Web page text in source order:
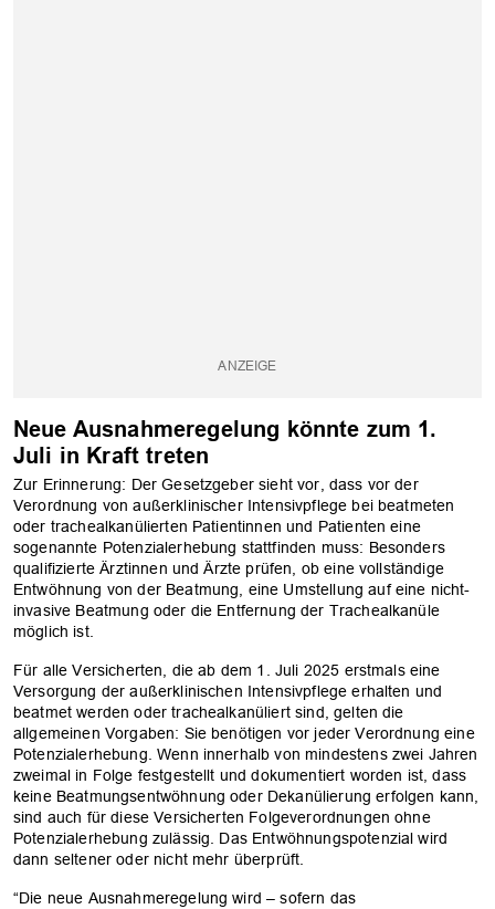
Neue Ausnahmeregelung könnte zum 1.
Juli in Kraft treten
Zur Erinnerung: Der Gesetzgeber sieht vor, dass vor der
Verordnung von außerklinischer Intensivpflege bei beatmeten
oder trachealkanülierten Patientinnen und Patienten eine
sogenannte Potenzialerhebung stattfinden muss: Besonders
qualifizierte Ärztinnen und Ärzte prüfen, ob eine vollständige
Entwöhnung von der Beatmung, eine Umstellung auf eine nicht-
invasive Beatmung oder die Entfernung der Trachealkanüle
möglich ist.
Für alle Versicherten, die ab dem 1. Juli 2025 erstmals eine
Versorgung der außerklinischen Intensivpflege erhalten und
beatmet werden oder trachealkanüliert sind, gelten die
allgemeinen Vorgaben: Sie benötigen vor jeder Verordnung eine
Potenzialerhebung. Wenn innerhalb von mindestens zwei Jahren
zweimal in Folge festgestellt und dokumentiert worden ist, dass
keine Beatmungsentwöhnung oder Dekanülierung erfolgen kann,
sind auch für diese Versicherten Folgeverordnungen ohne
Potenzialerhebung zulässig. Das Entwöhnungspotenzial wird
dann seltener oder nicht mehr überprüft.
“Die neue Ausnahmeregelung wird – sofern das